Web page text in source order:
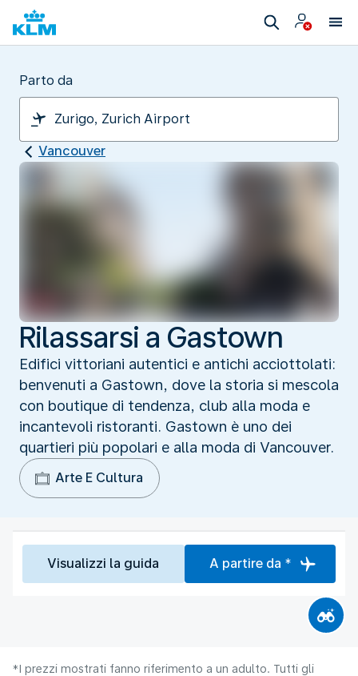
Parto da
Vancouver
Rilassarsi a Gastown
Edifici vittoriani autentici e antichi acciottolati:
benvenuti a Gastown, dove la storia si mescola
con boutique di tendenza, club alla moda e
incantevoli ristoranti. Gastown è uno dei
quartieri più popolari e alla moda di Vancouver.
Arte E Cultura
Visualizzi la guida A partire da *
*I prezzi mostrati fanno riferimento a un adulto. Tutti gli